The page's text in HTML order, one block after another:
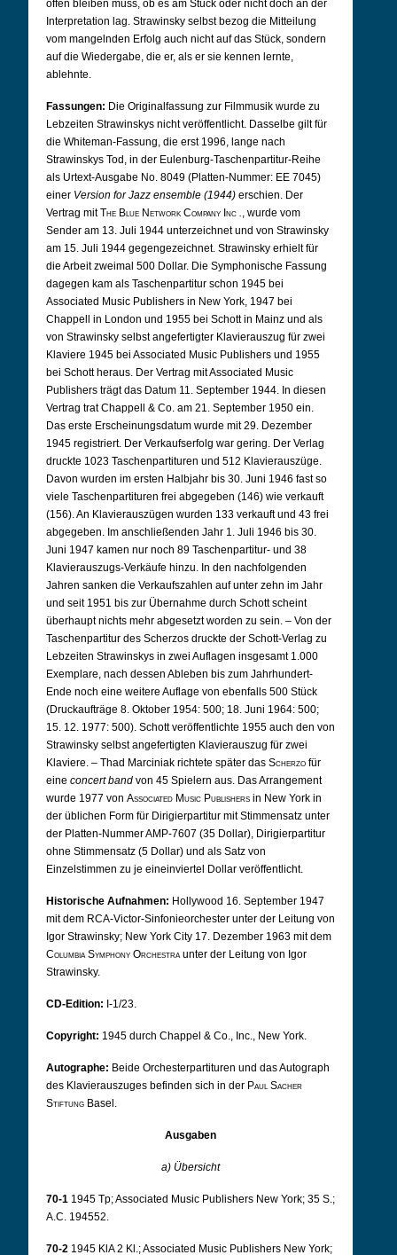
offen bleiben muss, ob es am Stück oder nicht doch an der
Interpretation lag. Strawinsky selbst bezog die Mitteilung
vom mangelnden Erfolg auch nicht auf das Stück, sondern
auf die Wiedergabe, die er, als er sie kennen lernte,
ablehnte.
Fassungen: Die Originalfassung zur Filmmusik wurde zu
Lebzeiten Strawinskys nicht veröffentlicht. Dasselbe gilt für
die Whiteman-Fassung, die erst 1996, lange nach
Strawinskys Tod, in der Eulenburg-Taschenpartitur-Reihe
als Urtext-Ausgabe No. 8049 (Platten-Nummer: EE 7045)
einer Version for Jazz ensemble (1944) erschien. Der
Vertrag mitThe Blue Network Company Inc ., wurde vom
Sender am 13. Juli 1944 unterzeichnet und von Strawinsky
am 15. Juli 1944 gegengezeichnet. Strawinsky erhielt für
die Arbeit zweimal 500 Dollar. Die Symphonische Fassung
dagegen kam als Taschenpartitur schon 1945 bei
Associated Music Publishers in New York, 1947 bei
Chappell in London und 1955 bei Schott in Mainz und als
von Strawinsky selbst angefertigter Klavierauszug für zwei
Klaviere 1945 bei Associated Music Publishers und 1955
bei Schott heraus. Der Vertrag mit Associated Music
Publishers trägt das Datum 11. September 1944. In diesen
Vertrag trat Chappell & Co. am 21. September 1950 ein.
Das erste Erscheinungsdatum wurde mit 29. Dezember
1945 registriert. Der Verkaufserfolg war gering. Der Verlag
druckte 1023 Taschenpartituren und 512 Klavierauszüge.
Davon wurden im ersten Halbjahr bis 30. Juni 1946 fast so
viele Taschenpartituren frei abgegeben (146) wie verkauft
(156). An Klavierauszügen wurden 133 verkauft und 43 frei
abgegeben. Im anschließenden Jahr 1. Juli 1946 bis 30.
Juni 1947 kamen nur noch 89 Taschenpartitur- und 38
Klavierauszugs-Verkäufe hinzu. In den nachfolgenden
Jahren sanken die Verkaufszahlen auf unter zehn im Jahr
und seit 1951 bis zur Übernahme durch Schott scheint
überhaupt nichts mehr abgesetzt worden zu sein. – Von der
Taschenpartitur des Scherzos druckte der Schott-Verlag zu
Lebzeiten Strawinskys in zwei Auflagen insgesamt 1.000
Exemplare, nach dessen Ableben bis zum Jahrhundert-
Ende noch eine weitere Auflage von ebenfalls 500 Stück
(Druckaufträge 8. Oktober 1954: 500; 18. Juni 1964: 500;
15. 12. 1977: 500). Schott veröffentlichte 1955 auch den von
Strawinsky selbst angefertigten Klavierauszug für zwei
Klaviere. – Thad Marciniak richtete später das Scherzo für
eine concert band von 45 Spielern aus. Das Arrangement
wurde 1977 von Associated Music Publishers in New York in
der üblichen Form für Dirigierpartitur mit Stimmensatz unter
der Platten-Nummer AMP-7607 (35 Dollar), Dirigierpartitur
ohne Stimmensatz (5 Dollar) und als Satz von
Einzelstimmen zu je eineinviertel Dollar veröffentlicht.
Historische Aufnahmen: Hollywood 16. September 1947
mit dem RCA-Victor-Sinfonieorchester unter der Leitung von
Igor Strawinsky; New York City 17. Dezember 1963 mit dem
Columbia Symphony Orchestraunter der Leitung von Igor
Strawinsky.
CD-Edition: I-1/23.
Copyright: 1945 durch Chappel & Co., Inc., New York.
Autographe: Beide Orchesterpartituren und das Autograph
des Klavierauszuges befinden sich in der Paul Sacher
Stiftung Basel.
Ausgaben
a) Übersicht
70-1 1945 Tp; Associated Music Publishers New York; 35 S.;
A.C. 194552.
70-2 1945 KlA 2 Kl.; Associated Music Publishers New York;